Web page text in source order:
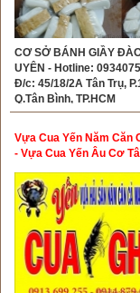
CƠ SỞ BÁNH GIẦY
UYÊN - Hotline:
Đ/c: 45/18/2A Tân Trụ,
Q.Tân Bình, TP.HCM
Vựa Cua Yến Năm Căn
- Vựa Cua Yến Âu Cơ